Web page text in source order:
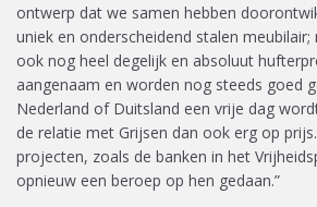
ontwerp dat we samen hebben
uniek en onderscheidend stalen
ook nog heel degelijk en absoluut
aangenaam en worden nog steeds goed
Nederland of Duitsland een vrije dag
de relatie met Grijsen dan ook erg op
projecten, zoals de banken in het
opnieuw een beroep op hen gedaan.”